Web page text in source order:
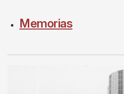
Memorias